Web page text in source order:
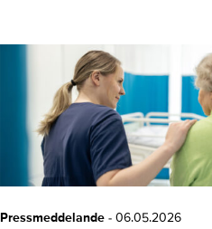
Pressmeddelande - 06.05.2026